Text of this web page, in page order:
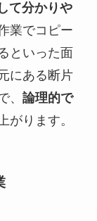
て分かりや
業でコピー
といった面
にある断片
、 論理的で
がります。